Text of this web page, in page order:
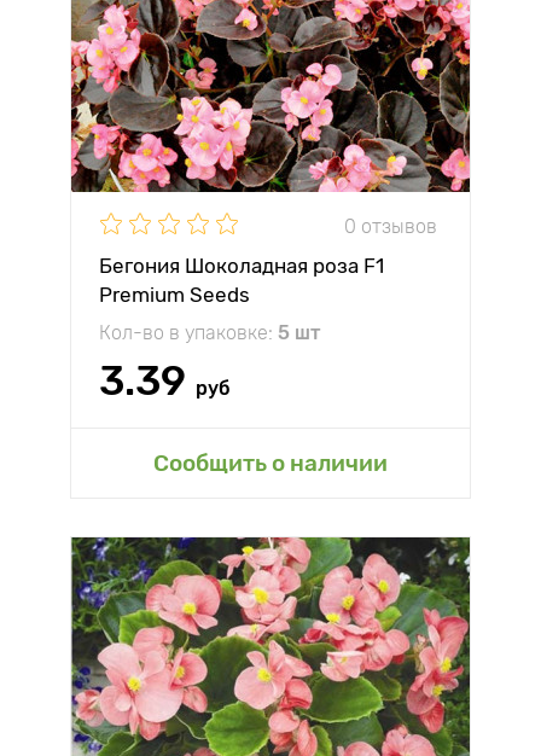
0 отзывов
Бегония Шоколадная роза F1
Premium Seeds
Кол-во в упаковке: 5 шт
3.39 руб
Сообщить о наличии